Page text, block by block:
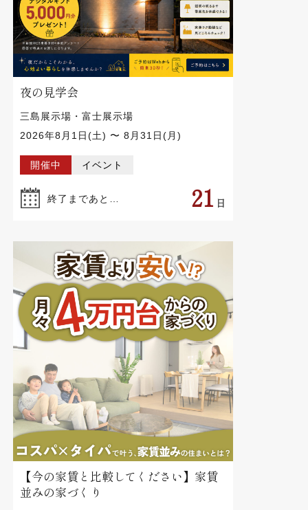
夜の見学会
三島展示場・富士展示場
2026年8月1日(土) 〜 8月31日(月)
開催中 イベント
終了まであと… 21 日
【今の家賃と比較してください】家賃
並みの家づくり